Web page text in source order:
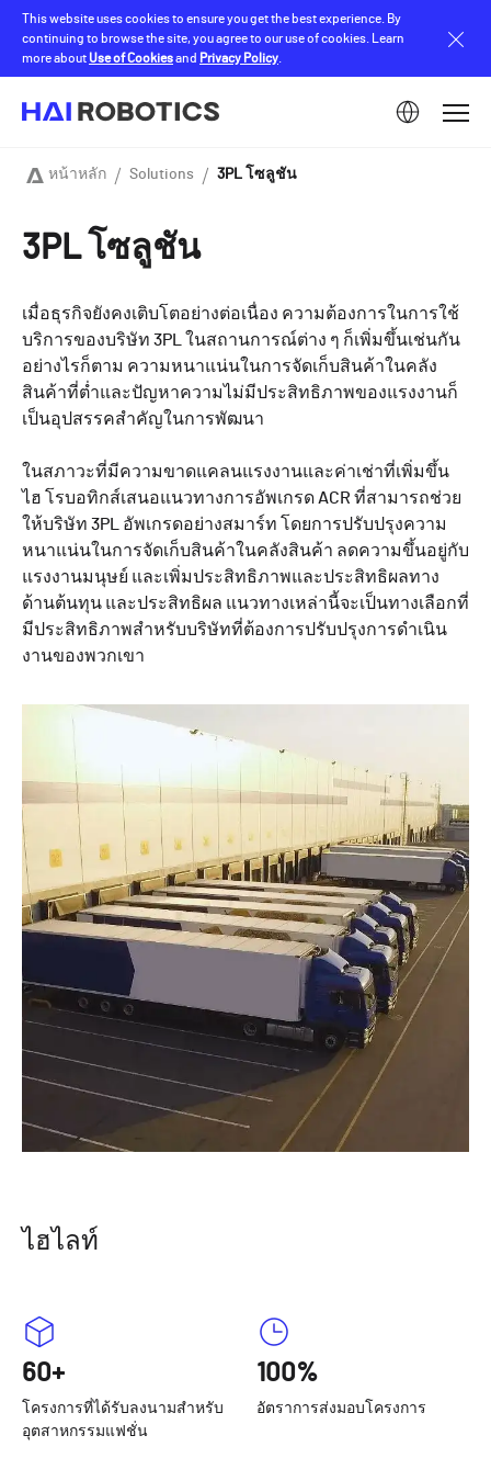
main
content
This website uses cookies to ensure you get the best experience. By
continuing to browse the site, you agree to our use of cookies. Learn
more about Use of Cookiesand Privacy Policy
Image
Breadcrumb
หน้าหลัก Solutions 3PL โซลูชัน
3PL โซลูชัน
เมื่อธุรกิจยังคงเติบโตอย่างต่อเนื่อง ความต้องการในการใช้
บริการของบริษัท 3PL ในสถานการณ์ต่าง ๆ ก็เพิ่มขึ้นเช่นกัน
อย่างไรก็ตาม ความหนาแน่นในการจัดเก็บสินค้าในคลัง
สินค้าที่ต่ำและปัญหาความไม่มีประสิทธิภาพของแรงงานก็
เป็นอุปสรรคสำคัญในการพัฒนา
ในสภาวะที่มีความขาดแคลนแรงงานและค่าเช่าที่เพิ่มขึ้น
ไฮ โรบอทิกส์เสนอแนวทางการอัพเกรด ACR ที่สามารถช่วย
ให้บริษัท 3PL อัพเกรดอย่างสมาร์ท โดยการปรับปรุงความ
หนาแน่นในการจัดเก็บสินค้าในคลังสินค้า ลดความขึ้นอยู่กับ
แรงงานมนุษย์ และเพิ่มประสิทธิภาพและประสิทธิผลทาง
ด้านต้นทุน และประสิทธิผล แนวทางเหล่านี้จะเป็นทางเลือกที่
มีประสิทธิภาพสำหรับบริษัทที่ต้องการปรับปรุงการดำเนิน
งานของพวกเขา
ไฮไลท์
60+
โครงการที่ได้รับลงนามสำหรับ
อุตสาหกรรมแฟชั่น
100%
อัตราการส่งมอบโครงการ